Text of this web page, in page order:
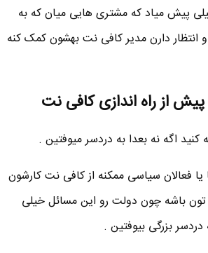
پیش میاد که مشتری هایی میان که به
و انتظار دارن مدیر کافی نت بهشون کمک کنه
از راه اندازی کافی نت
اگه نه بعدا به دردسر میوفتین .
یا فعالان سیاسی ممکنه از کافی نت کارشون
باشه چون دولت رو این مسائل خیلی
بزرگی بیوفتین .